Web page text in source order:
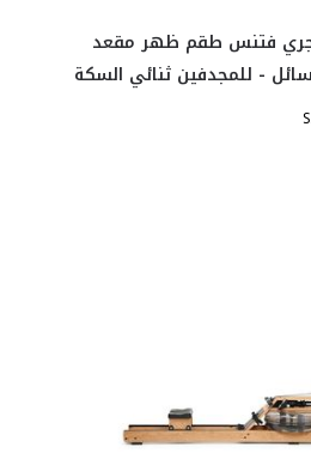
فتنس طقم ظهر مقعد
- للمجدفين ثنائي السكة